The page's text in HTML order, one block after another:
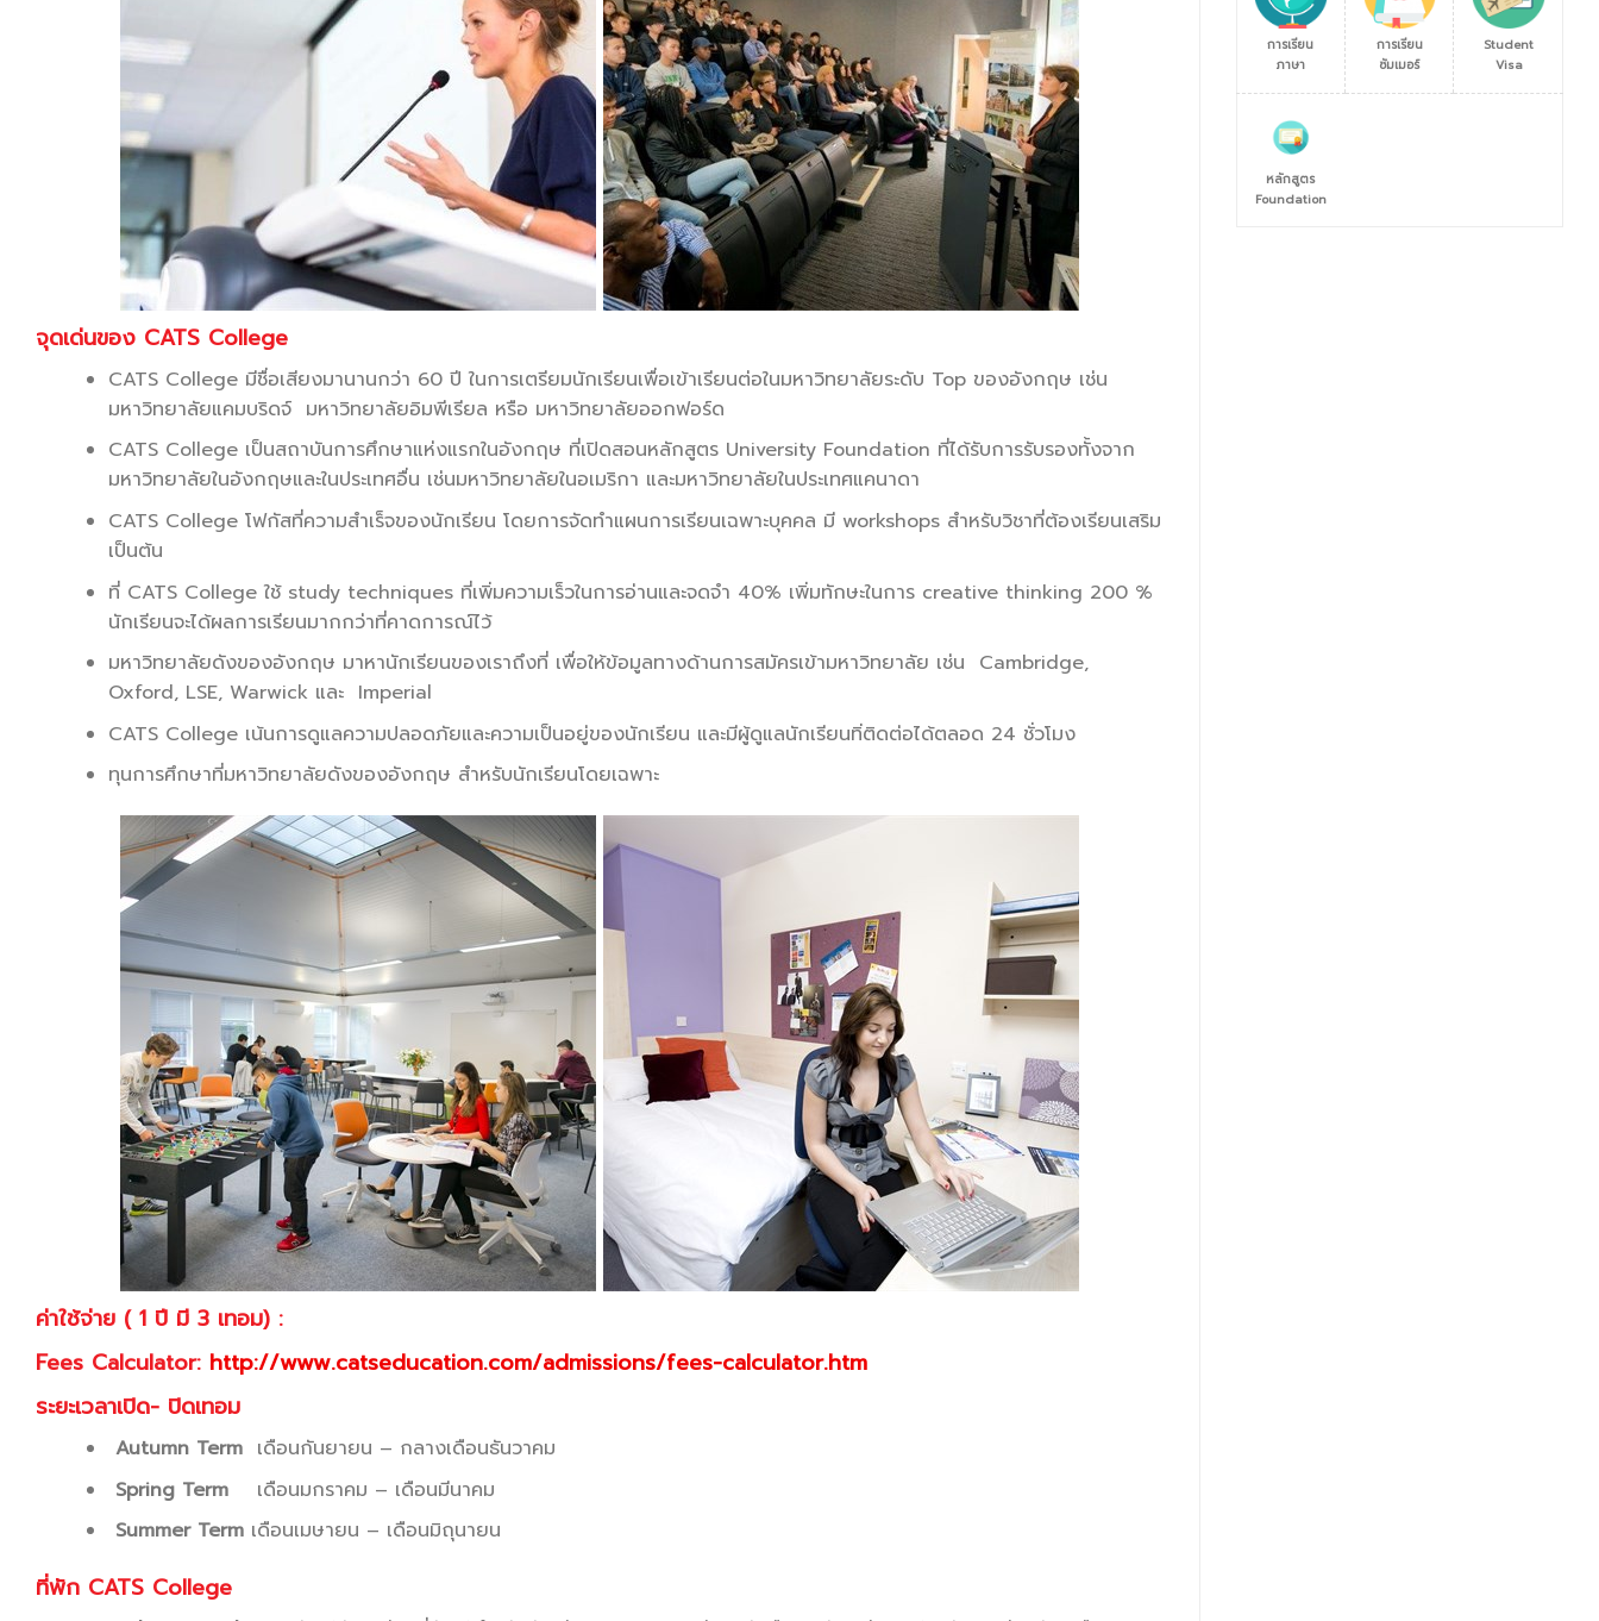
จุดเด่นของ CATS College
CATS College มีชื่อเสียงมานานกว่า 60 ปี ในการเตรียมนักเรียนเพื่อเข้าเรียนต่อในมหาวิทยาลัยระดับ Top ของอังกฤษ เช่น
มหาวิทยาลัยแคมบริดจ์ มหาวิทยาลัยอิมพีเรียล หรือ มหาวิทยาลัยออกฟอร์ด
CATS College เป็นสถาบันการศึกษาแห่งแรกในอังกฤษ ที่เปิดสอนหลักสูตร University Foundation ที่ได้รับการรับรองทั้งจาก
มหาวิทยาลัยในอังกฤษและในประเทศอื่น เช่นมหาวิทยาลัยในอเมริกา และมหาวิทยาลัยในประเทศแคนาดา
CATS College โฟกัสที่ความสำเร็จของนักเรียน โดยการจัดทำแผนการเรียนเฉพาะบุคคล มี workshops สำหรับวิชาที่ต้องเรียนเสริม
เป็นต้น
ที่ CATS College ใช้ study techniques ที่เพิ่มความเร็วในการอ่านและจดจำ 40% เพิ่มทักษะในการ creative thinking 200 %
นักเรียนจะได้ผลการเรียนมากกว่าที่คาดการณ์ไว้
มหาวิทยาลัยดังของอังกฤษ มาหานักเรียนของเราถึงที่ เพื่อให้ข้อมูลทางด้านการสมัครเข้ามหาวิทยาลัย เช่น Cambridge,
Oxford, LSE, Warwick และ Imperial
CATS College เน้นการดูแลความปลอดภัยและความเป็นอยู่ของนักเรียน และมีผู้ดูแลนักเรียนทิ่ติดต่อได้ตลอด 24 ชั่วโมง
ทุนการศึกษาที่มหาวิทยาลัยดังของอังกฤษ สำหรับนักเรียนโดยเฉพาะ
ค่าใช้จ่าย ( 1 ปี มี 3 เทอม) :
Fees Calculator: http://www.catseducation.com/admissions/fees-calculator.htm
ระยะเวลาเปิด- ปิดเทอม
Autumn Term เดือนกันยายน – กลางเดือนธันวาคม
Spring Term เดือนมกราคม – เดือนมีนาคม
Summer Termเดือนเมษายน – เดือนมิถุนายน
ที่พัก CATS College
การเรียน
ภาษา
การเรียน
ซัมเมอร์
Student
Visa
หลักสูตร
Foundation